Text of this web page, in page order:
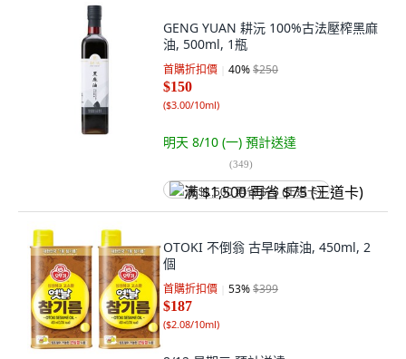
GENG YUAN 耕沅 100%古法壓榨黑麻
油, 500ml, 1瓶
首購折扣價 40%$250
$150
($3.00/10ml)
明天 8/10 (一) 預計送達
(349)
满 $1,500 再省 $75 (王道卡)
OTOKI 不倒翁 古早味麻油, 450ml, 2
個
首購折扣價 53%$399
$187
($2.08/10ml)